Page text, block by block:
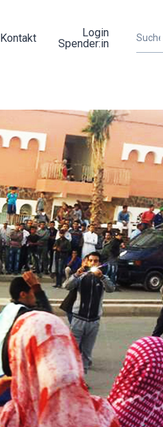
Kontakt
Login
Spender:in